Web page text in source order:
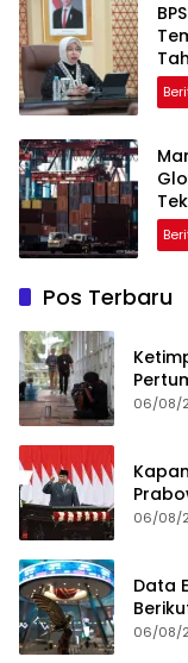
Pos Terbaru
06/08/
06/08/
Data
06/08/